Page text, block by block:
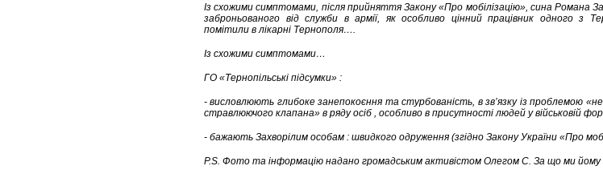
Із схожими симптомами, після прийняття Закону «Про мобілізацію», сина Романа
заброньованого від служби в армії, як особливо цінний працівник одного з
помітили в лікарні Тернополя….
Із схожими симптомами…
ГО «Тернопільські підсумки» :
- висловлюють глибоке занепокоєння та стурбованість, в зв’язку із проблемою
стравлюючого клапана» в ряду осіб , особливо в присутності людей у військовій
- бажають Захворілим особам : швидкого одруження (згідно Закону України «Про
P.S. Фото та інформацію надано громадським активістом Олегом С. За що ми йому